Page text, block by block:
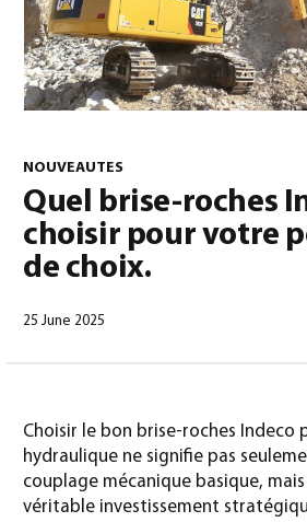
North America – French(North
NOUVEAUTES
Quel brise-roches
choisir pour votre
de choix.
25 June 2025
Choisir le bon brise-roches Indeco
hydraulique ne signifie pas
couplage mécanique basique,
véritable investissement